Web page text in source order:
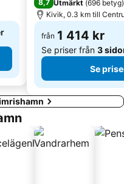
8,7 Utmärkt (696 betyg)
Kivik, 0.3 km till
från 1 414 kr
Se priser från 3
Se